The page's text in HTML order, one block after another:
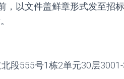
，以文件盖鲜章形式发至招
段555号1栋2单元30层